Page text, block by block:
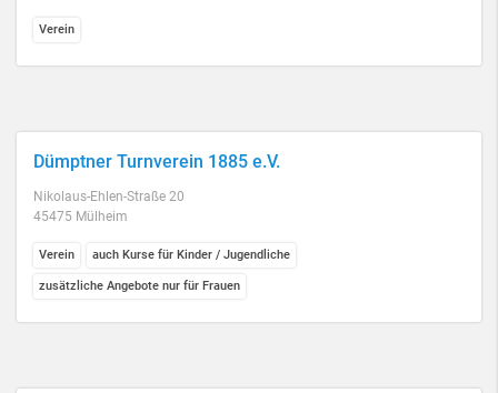
Verein
Dümptner Turnverein 1885 e.V.
Nikolaus-Ehlen-Straße 20
45475 Mülheim
Verein auch Kurse für Kinder / Jugendliche
zusätzliche Angebote nur für Frauen